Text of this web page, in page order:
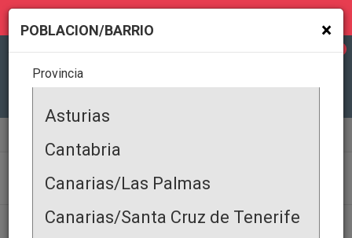
AGENCIAS DE SEGUROS
PRODUCTOS | SERVICIOS | OFERTA COMERCIAL
×
POBLACION/BARRIO
Provincia
Asturias
Cantabria
Canarias/Las Palmas
Canarias/Santa Cruz de Tenerife